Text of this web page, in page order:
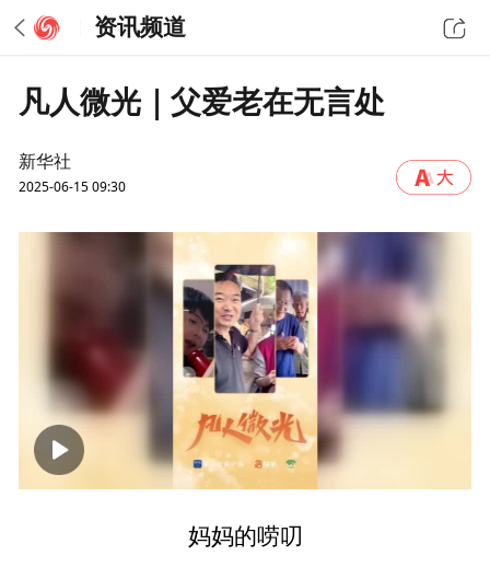
资讯频道
凡人微光｜父爱老在无言处
新华社
2025-06-15 09:30
00:00
妈妈的唠叨